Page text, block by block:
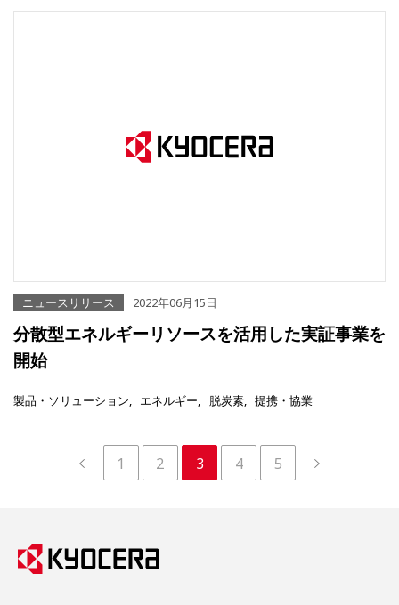
ニュースリリース 2022年06月15日
分散型エネルギーリソースを活用した実証事業を
開始
製品・ソリューション エネルギー 脱炭素 提携・協業
1 2 3 4 5